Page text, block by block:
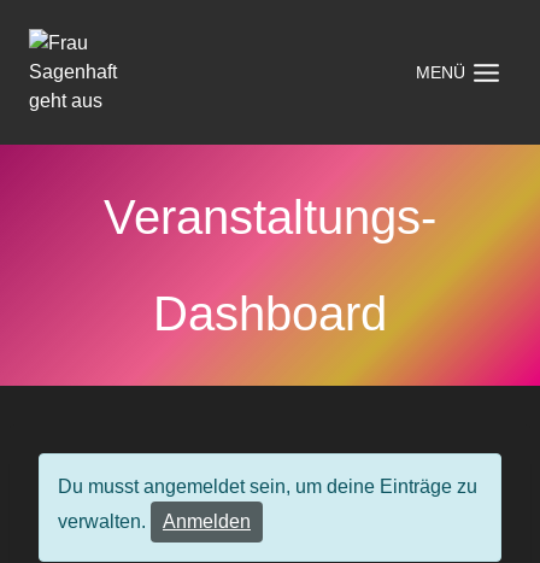
MENÜ
Veranstaltungs-
Dashboard
Du musst angemeldet sein, um deine Einträge zu
verwalten.
Anmelden